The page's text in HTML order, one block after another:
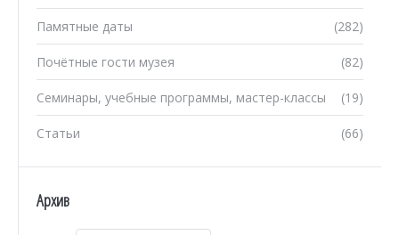
(282)
Памятные даты
(82)
Почётные гости музея
(19)
Семинары, учебные программы, мастер-классы
(66)
Статьи
Архив